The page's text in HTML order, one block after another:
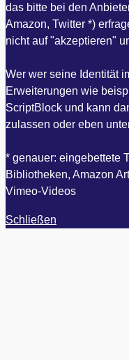
das bitte bei den
Amazon, Twitter *)
nicht auf "akzeptieren"
Wer wer seine Identität
Erweiterungen wie
ScriptBlock und kann
zulassen oder eben
* genauer: eingebettete
Bibliotheken, Amazon
Vimeo-Videos
Schließen